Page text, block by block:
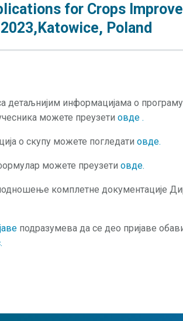
for Crops
Poland
детаљнијим информацијама о
можете преузетиовде.
о скупу можете погледатиовде.
можете преузети овде.
комплетне документације
подразумева да се део пријаве